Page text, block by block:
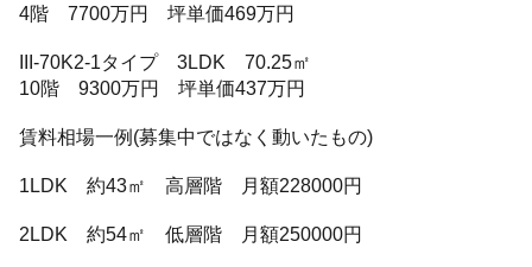
4階 7700万円 坪単価469万円
III-70K2-1タイプ 3LDK 70.25㎡
10階 9300万円 坪単価437万円
賃料相場一例(募集中ではなく動いたもの)
1LDK 約43㎡ 高層階 月額228000円
2LDK 約54㎡ 低層階 月額250000円